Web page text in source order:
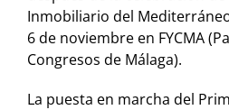
Inmobiliario del
6 de noviembre en FYCMA
Congresos de Málaga).
La puesta en marcha del